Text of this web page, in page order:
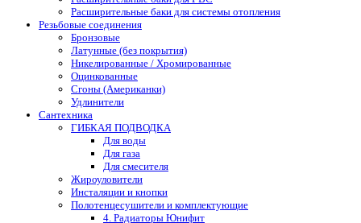
Расширительные баки для системы отопления
Резьбовые соединения
Бронзовые
Латунные (без покрытия)
Никелированные / Хромированные
Оцинкованные
Сгоны (Американки)
Удлинители
Сантехника
ГИБКАЯ ПОДВОДКА
Для воды
Для газа
Для смесителя
Жироуловители
Инсталяции и кнопки
Полотенцесушители и комплектующие
4. Радиаторы Юнифит